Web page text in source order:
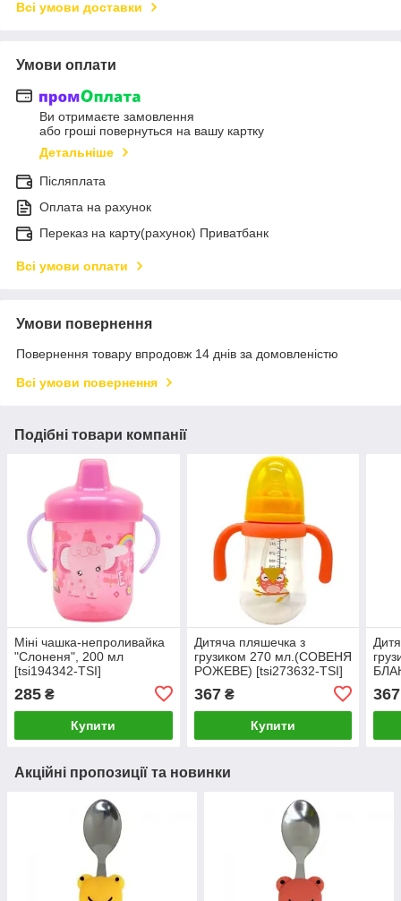
Всі умови доставки
Умови оплати
Ви отримаєте замовлення
або гроші повернуться на вашу картку
Детальніше
Післяплата
Оплата на рахунок
Переказ на карту(рахунок) Приватбанк
Всі умови оплати
Умови повернення
Повернення товару впродовж 14 днів за домовленістю
Всі умови повернення
Подібні товари компанії
Міні чашка-непроливайка
"Слоненя", 200 мл
[tsi194342-TSI]
285 ₴
Купити
Дитяча пляшечка з
грузиком 270 мл.(СОВЕНЯ
РОЖЕВЕ) [tsi273632-TSI]
367₴
Купити
367
Акційні пропозиції та новинки